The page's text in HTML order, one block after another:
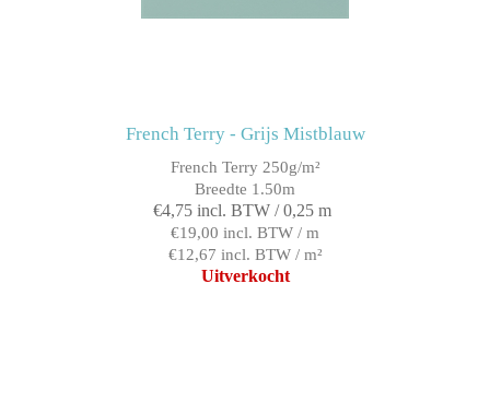
French Terry - Grijs Mistblauw
French Terry 250g/m²
Breedte 1.50m
€4,75 incl. BTW / 0,25 m
€19,00 incl. BTW / m
€12,67 incl. BTW / m²
Uitverkocht